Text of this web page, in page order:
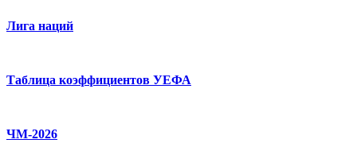
Лига наций
Таблица коэффициентов УЕФА
ЧМ-2026